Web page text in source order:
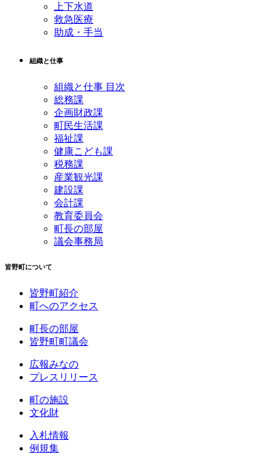
上下水道
救急医療
助成・手当
組織と仕事
組織と仕事 目次
総務課
企画財政課
町民生活課
福祉課
健康こども課
税務課
産業観光課
建設課
会計課
教育委員会
町長の部屋
議会事務局
皆野町について
皆野町紹介
町へのアクセス
町長の部屋
皆野町町議会
広報みなの
プレスリリース
町の施設
文化財
入札情報
例規集